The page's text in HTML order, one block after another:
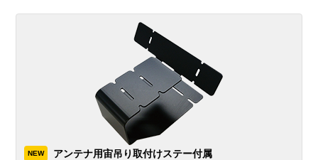
NEW アンテナ用宙吊り取付けステー付属